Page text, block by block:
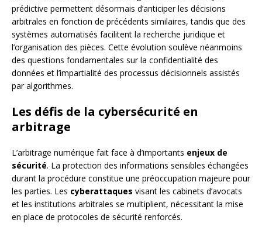
prédictive permettent désormais d’anticiper les décisions
arbitrales en fonction de précédents similaires, tandis que des
systèmes automatisés facilitent la recherche juridique et
l’organisation des pièces. Cette évolution soulève néanmoins
des questions fondamentales sur la confidentialité des
données et l’impartialité des processus décisionnels assistés
par algorithmes.
Les défis de la cybersécurité en
arbitrage
L’arbitrage numérique fait face à d’importants enjeux de
sécurité. La protection des informations sensibles échangées
durant la procédure constitue une préoccupation majeure pour
les parties. Les cyberattaques visant les cabinets d’avocats
et les institutions arbitrales se multiplient, nécessitant la mise
en place de protocoles de sécurité renforcés.